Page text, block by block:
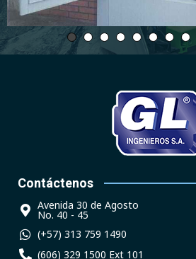
Contáctenos
Avenida 30 de Agosto
No. 40 - 45
(+57) 313 759 1490
(606) 329 1500 Ext 101